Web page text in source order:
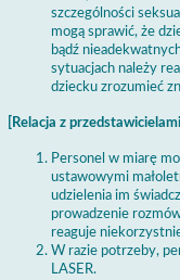
szczególności
mogą sprawić, że
bądź
sytuacjach należy
dziecku zrozumieć
[Relacja z
Personel w miarę
ustawowymi
udzielenia im
prowadzenie
reaguje
W razie potrzeby,
LASER.